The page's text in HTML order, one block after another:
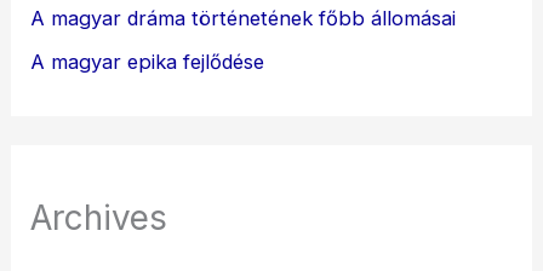
A magyar dráma történetének főbb állomásai
A magyar epika fejlődése
Archives